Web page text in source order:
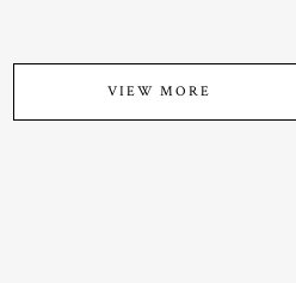
VIEW MORE